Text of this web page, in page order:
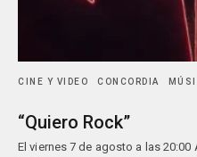
CINE Y VIDEO CONCORDIA
“Quiero Rock”
El viernes 7 de agosto a las 20:00